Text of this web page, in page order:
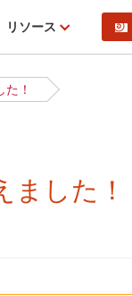
リソース
！
ました！